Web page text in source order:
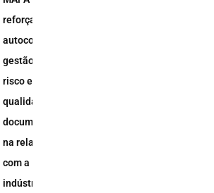
reforça
autocontrole,
gestão de
risco e
qualidade
documental
na relação
com a
indústria